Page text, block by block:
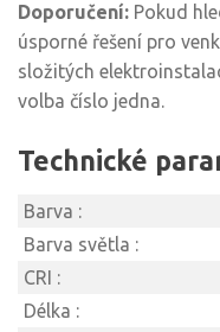
Doporučení: Pokud
úsporné řešení pro
složitých
volba číslo jedna.
Technické
Barva :
Barva světla :
CRI :
Délka :